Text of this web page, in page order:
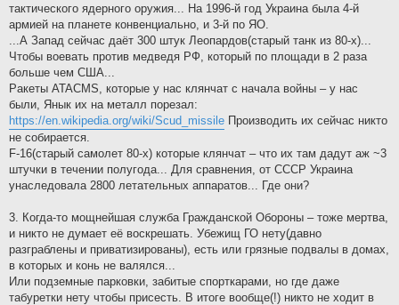
тактического ядерного оружия... На 1996-й год Украина была 4-й
армией на планете конвенциально, и 3-й по ЯО.
...А Запад сейчас даёт 300 штук Леопардов(старый танк из 80-х)...
Чтобы воевать против медведя РФ, который по площади в 2 раза
больше чем США...
Ракеты ATACMS, которые у нас клянчат с начала войны – у нас
были, Янык их на металл порезал:
https://en.wikipedia.org/wiki/Scud_missile Производить их сейчас никто
не собирается.
F-16(старый самолет 80-х) которые клянчат – что их там дадут аж ~3
штучки в течении полугода... Для сравнения, от СССР Украина
унаследовала 2800 летательных аппаратов... Где они?
3. Когда-то мощнейшая служба Гражданской Обороны – тоже мертва,
и никто не думает её воскрешать. Убежищ ГО нету(давно
разграблены и приватизированы), есть или грязные подвалы в домах,
в которых и конь не валялся...
Или подземные парковки, забитые спорткарами, но где даже
табуретки нету чтобы присесть. В итоге вообще(!) никто не ходит в